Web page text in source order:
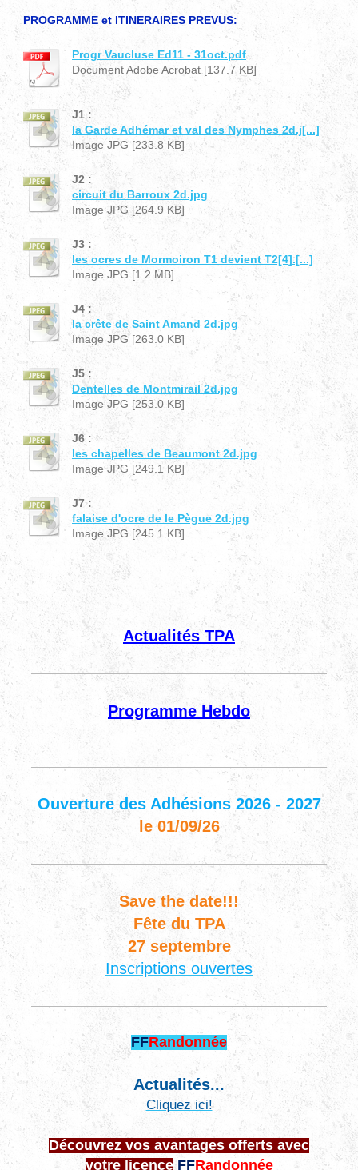
PROGRAMME et ITINERAIRES PREVUS:
Progr Vaucluse Ed11 - 31oct.pdf
Document Adobe Acrobat [137.7 KB]
J1 :
la Garde Adhémar et val des Nymphes 2d.j[...]
Image JPG [233.8 KB]
J2 :
circuit du Barroux 2d.jpg
Image JPG [264.9 KB]
J3 :
les ocres de Mormoiron T1 devient T2[4].[...]
Image JPG [1.2 MB]
J4 :
la crête de Saint Amand 2d.jpg
Image JPG [263.0 KB]
J5 :
Dentelles de Montmirail 2d.jpg
Image JPG [253.0 KB]
J6 :
les chapelles de Beaumont 2d.jpg
Image JPG [249.1 KB]
J7 :
falaise d'ocre de le Pègue 2d.jpg
Image JPG [245.1 KB]
Actualités TPA
Programme Hebdo
Ouverture des Adhésions 2026 - 2027
le 01/09/26
Save the date!!!
Fête du TPA
27 septembre
Inscriptions ouvertes
FFRandonnée
Actualités...
Cliquez ici!
Découvrez vos avantages offerts avec
votre licence FFRandonnée